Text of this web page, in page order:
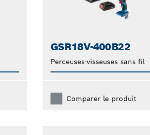
GSR18V-400B22
Perceuses-visseuses sans fil
Comparer le produit